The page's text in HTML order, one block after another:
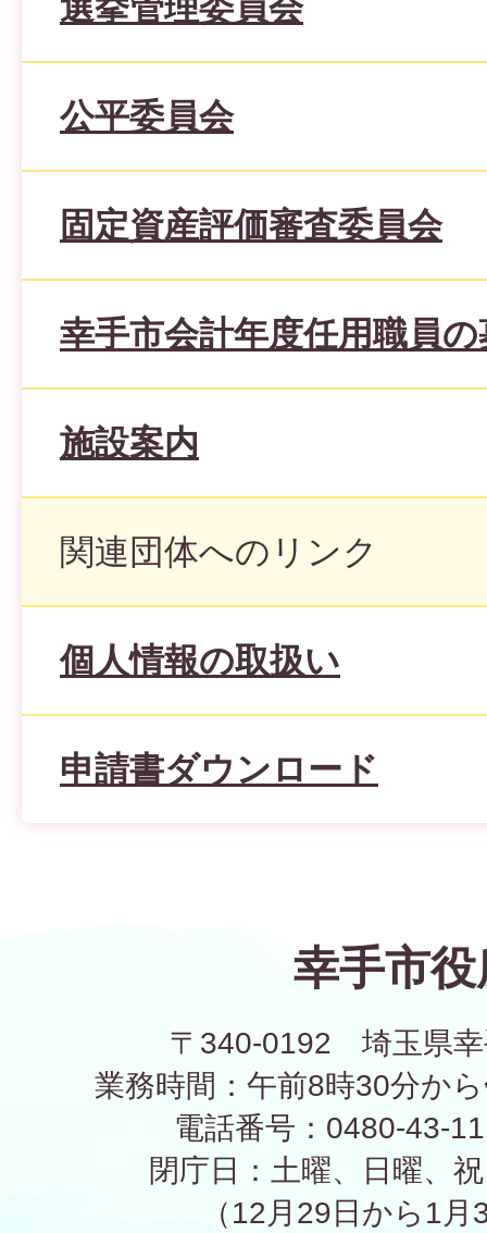
公平委員会
固定資産評価審査委員会
幸手市会計年度任用職員の
施設案内
関連団体へのリンク
個人情報の取扱い
申請書ダウンロード
幸手市役
〒340-0192 埼玉県幸
業務時間：午前8時30分か
電話番号：0480-43-
閉庁日：土曜、日曜、
（12月29日から1